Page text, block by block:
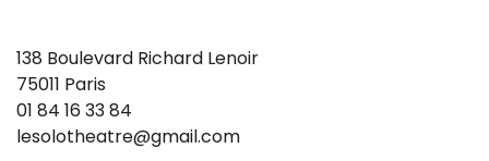
138 Boulevard Richard Lenoir
75011 Paris
01 84 16 33 84
lesolotheatre@gmail.com